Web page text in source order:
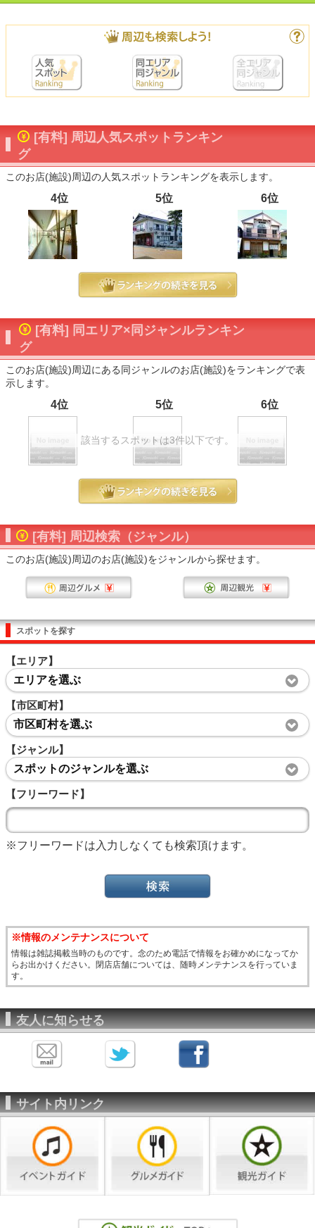
[有料] 周辺人気スポットランキン
グ
このお店(施設)周辺の人気スポットランキングを表示します。
4位 5位 6位
[有料] 同エリア×同ジャンルランキン
グ
このお店(施設)周辺にある同ジャンルのお店(施設)をランキングで表
示します。
4位 5位 6位
該当するスポットは3件以下です。
[有料] 周辺検索（ジャンル）
このお店(施設)周辺のお店(施設)をジャンルから探せます。
スポットを探す
【エリア】
エリアを選ぶ
【市区町村】
市区町村を選ぶ
【ジャンル】
スポットのジャンルを選ぶ
【フリーワード】
※フリーワードは入力しなくても検索頂けます。
※情報のメンテナンスについて
情報は雑誌掲載当時のものです。念のため電話で情報をお確かめになってか
らお出かけください。閉店店舗については、随時メンテナンスを行っていま
す。
友人に知らせる
サイト内リンク